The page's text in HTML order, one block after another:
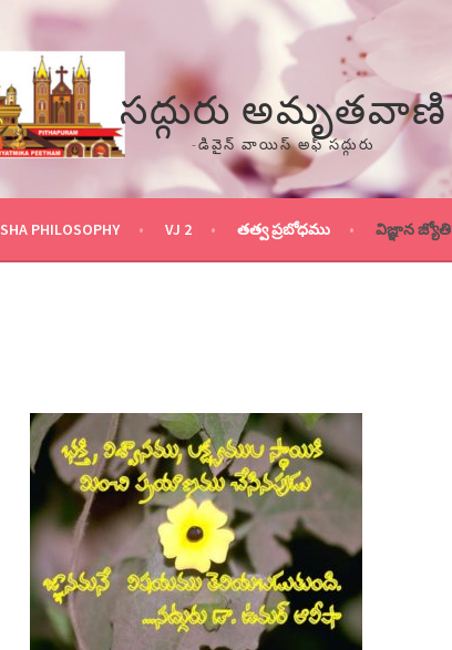
సద్గురు అమృతవాణి
-డివైన్ వాయిస్ అఫ్ సద్గురు
SHA PHILOSOPHY VJ 2 తత్వ ప్రబోధము విజ్ఞాన జ్యోతి